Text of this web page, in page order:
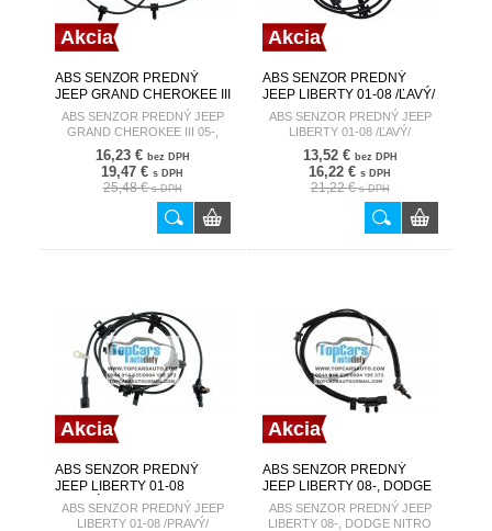
Akcia
ABS SENZOR PREDNÝ
JEEP GRAND CHEROKEE III
05-, COMMANDER 05- L/R
56044144AD
ABS SENZOR PREDNÝ JEEP
GRAND CHEROKEE III 05-,
COMMANDER 05- L/R
56044144AD
16,23 € bez DPH
19,47 € s DPH
25,48 €s DPH
Akcia
ABS SENZOR PREDNÝ
JEEP LIBERTY 01-08 /ĽAVÝ/
52128695AF
ABS SENZOR PREDNÝ JEEP
LIBERTY 01-08 /ĽAVÝ/
52128695AF
13,52 € bez DPH
16,22 € s DPH
21,22 €s DPH
Akcia
ABS SENZOR PREDNÝ
JEEP LIBERTY 01-08
/PRAVÝ/ 52128694AF
ABS SENZOR PREDNÝ JEEP
LIBERTY 01-08 /PRAVÝ/
Akcia
ABS SENZOR PREDNÝ
JEEP LIBERTY 08-, DODGE
NITRO 08-, CHEROKEE 08-
L/R 68004019AC
ABS SENZOR PREDNÝ JEEP
LIBERTY 08-, DODGE NITRO